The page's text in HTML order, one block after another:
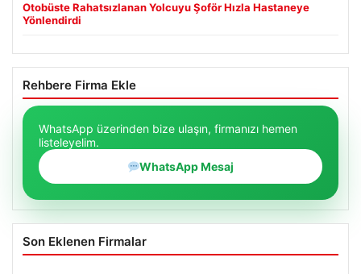
Otobüste Rahatsızlanan Yolcuyu Şoför Hızla Hastaneye
Yönlendirdi
Rehbere Firma Ekle
WhatsApp üzerinden bize ulaşın, firmanızı hemen
listeleyelim.
WhatsApp Mesaj
Son Eklenen Firmalar